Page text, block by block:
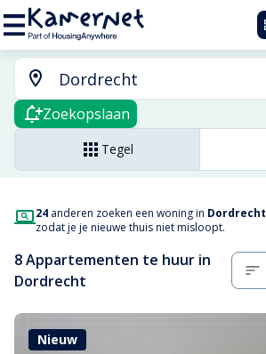
Zoekopslaan
Tegel
24 anderen zoeken een woning in Dordrecht
zodat je je nieuwe thuis niet misloopt.
8 Appartementen te huur in
Dordrecht
Nieuw